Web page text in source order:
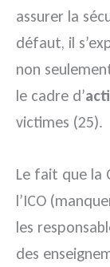
assurer la
défaut, il
non
le cadre d’
victimes (25).
Le fait que la
l’ICO
les
des